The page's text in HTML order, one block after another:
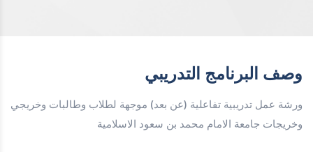
وصف البرنامج التدريبي
ورشة عمل تدريبية تفاعلية (عن بعد) موجهة لطلاب وطالبات وخريجي
وخريجات جامعة الامام محمد بن سعود الاسلامية